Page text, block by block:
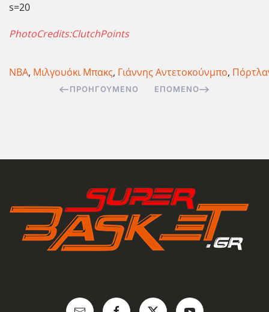
s=20
PhotoCredits:ClutchPoints
NBA, Μιλγουόκι Μπακς, Γιάννης Αντετοκούνμπο,
ΠΡΟΗΓΟΎΜΕΝΟ ΕΠΌΜΕΝΟ